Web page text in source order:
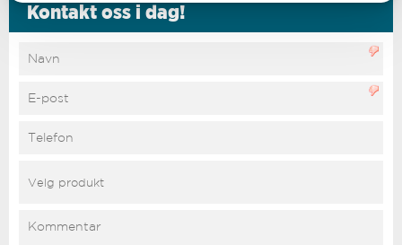
Kontakt oss i dag!